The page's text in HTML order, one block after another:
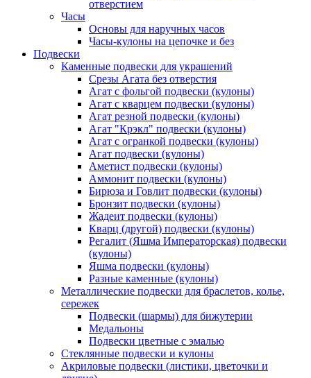
отверстием
Часы
Основы для наручных часов
Часы-кулоны на цепочке и без
Подвески
Каменные подвески для украшений
Срезы Агата без отверстия
Агат с фольгой подвески (кулоны)
Агат с кварцем подвески (кулоны)
Агат резной подвески (кулоны)
Агат "Крэкл" подвески (кулоны)
Агат с огранкой подвески (кулоны)
Агат подвески (кулоны)
Аметист подвески (кулоны)
Аммонит подвески (кулоны)
Бирюза и Говлит подвески (кулоны)
Бронзит подвески (кулоны)
Жадеит подвески (кулоны)
Кварц (другой) подвески (кулоны)
Регалит (Яшма Императорская) подвески
(кулоны)
Яшма подвески (кулоны)
Разные каменные (кулоны)
Металлические подвески для браслетов, колье,
сережек
Подвески (шармы) для бижутерии
Медальоны
Подвески цветные с эмалью
Стеклянные подвески и кулоны
Акриловые подвески (листики, цветочки и